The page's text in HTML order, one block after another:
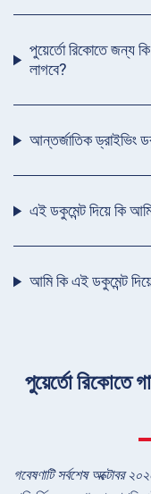
পুয়ের্তো রিকোতে জন্য
লাগবে?
আন্তর্জাতিক ড্রাইভিং
এই ডকুমেন্ট দিয়ে কি
আমি কি এই ডকুমেন্ট
পুয়ের্তো রিকোতে
গবেষণাটি সর্বশেষ অক্টোবর